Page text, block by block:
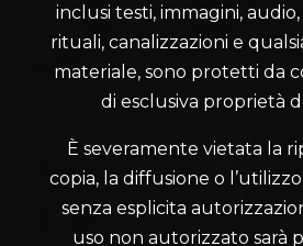
inclusi testi, immagini,
rituali, canalizzazioni e
materiale, sono protetti da
di esclusiva proprietà
È severamente vietata la
copia, la diffusione o
senza esplicita
uso non autorizzato sarà